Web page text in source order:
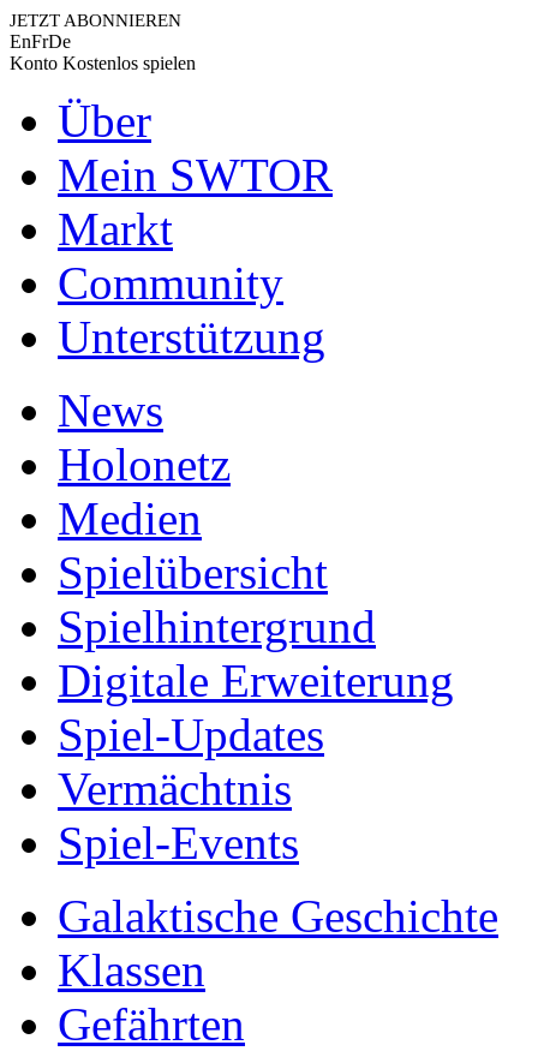
JETZT ABONNIEREN
EnFrDe
Konto Kostenlos spielen
Über
Mein SWTOR
Markt
Community
Unterstützung
News
Holonetz
Medien
Spielübersicht
Spielhintergrund
Digitale Erweiterung
Spiel-Updates
Vermächtnis
Spiel-Events
Galaktische Geschichte
Klassen
Gefährten